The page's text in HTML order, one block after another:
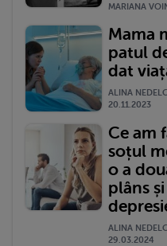
MARIANA
Mama
patul
dat
ALINA
20.11.2023
Ce am
soțul
o a
plâns
ALINA
29.03.2024